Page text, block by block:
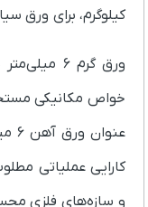
کیلوگرم، برای ورق سیاه - 6 - فولاد مبارکه - رول
ورق گرم ۶
خواص مکانیکی
کارایی عملیاتی
و سازه‌های فلزی